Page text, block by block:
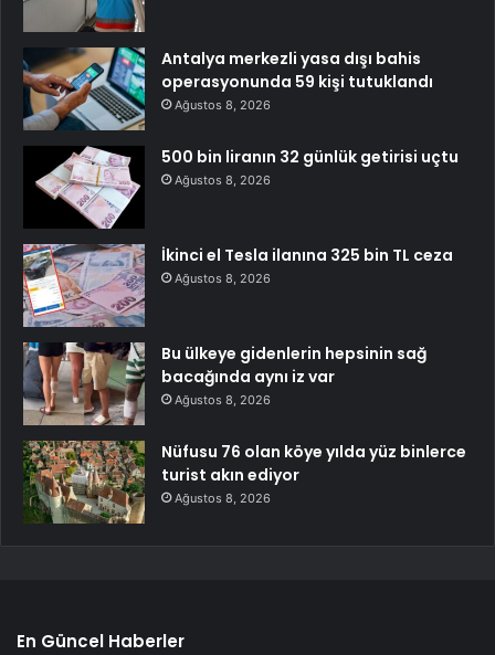
Antalya merkezli yasa dışı bahis
operasyonunda 59 kişi tutuklandı
Ağustos 8, 2026
500 bin liranın 32 günlük getirisi uçtu
Ağustos 8, 2026
İkinci el Tesla ilanına 325 bin TL ceza
Ağustos 8, 2026
Bu ülkeye gidenlerin hepsinin sağ
bacağında aynı iz var
Ağustos 8, 2026
Nüfusu 76 olan köye yılda yüz binlerce
turist akın ediyor
Ağustos 8, 2026
En Güncel Haberler